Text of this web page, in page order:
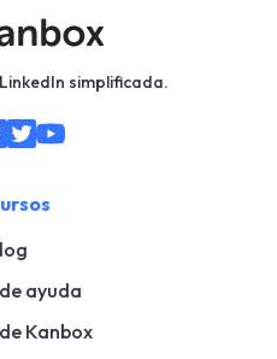
simplificada.
ayuda
Kanbox